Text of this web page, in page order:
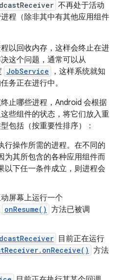
不再处于活动
程（除非其中有其他应用组件
以回收内存，这样会终止在进
这个问题，通常可以从
JobService
，这样系统就知
务正在进行中。
止哪些进程，Android 会根据
些组件的状态，将它们放入重
包括（按重要性排序）：
行操作所需的进程。在不同的
为其所包含的各种应用组件而
以下任一条件成立，则进程会
屏幕上运行一个
onResume() 方法已被调
目前正在运行
方法